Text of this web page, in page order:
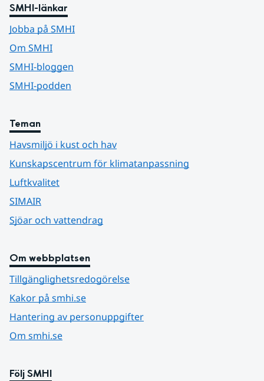
SMHI-länkar
Jobba på SMHI
Om SMHI
SMHI-bloggen
SMHI-podden
Teman
Havsmiljö i kust och hav
Kunskapscentrum för klimatanpassning
Luftkvalitet
SIMAIR
Sjöar och vattendrag
Om webbplatsen
Tillgänglighetsredogörelse
Kakor på smhi.se
Hantering av personuppgifter
Om smhi.se
Följ SMHI